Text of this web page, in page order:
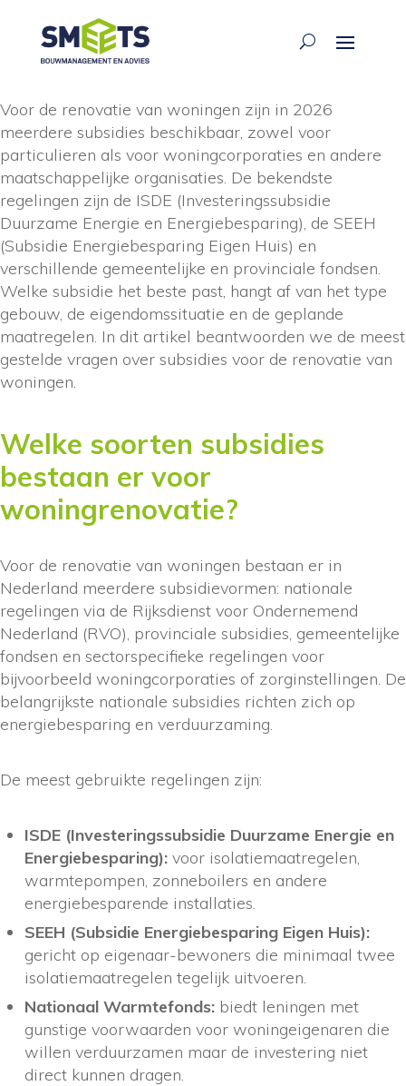
ariane waarsing
Voor de renovatie van woningen zijn in 2026
meerdere subsidies beschikbaar, zowel voor
particulieren als voor woningcorporaties en andere
maatschappelijke organisaties. De bekendste
regelingen zijn de ISDE (Investeringssubsidie
Duurzame Energie en Energiebesparing), de SEEH
(Subsidie Energiebesparing Eigen Huis) en
verschillende gemeentelijke en provinciale fondsen.
Welke subsidie het beste past, hangt af van het type
gebouw, de eigendomssituatie en de geplande
maatregelen. In dit artikel beantwoorden we de meest
gestelde vragen over subsidies voor de renovatie van
woningen.
Welke soorten subsidies
bestaan er voor
woningrenovatie?
Voor de renovatie van woningen bestaan er in
Nederland meerdere subsidievormen: nationale
regelingen via de Rijksdienst voor Ondernemend
Nederland (RVO), provinciale subsidies, gemeentelijke
fondsen en sectorspecifieke regelingen voor
bijvoorbeeld woningcorporaties of zorginstellingen. De
belangrijkste nationale subsidies richten zich op
energiebesparing en verduurzaming.
De meest gebruikte regelingen zijn:
ISDE (Investeringssubsidie Duurzame Energie en
Energiebesparing): voor isolatiemaatregelen,
warmtepompen, zonneboilers en andere
energiebesparende installaties.
SEEH (Subsidie Energiebesparing Eigen Huis):
gericht op eigenaar-bewoners die minimaal twee
isolatiemaatregelen tegelijk uitvoeren.
Nationaal Warmtefonds: biedt leningen met
gunstige voorwaarden voor woningeigenaren die
willen verduurzamen maar de investering niet
direct kunnen dragen.